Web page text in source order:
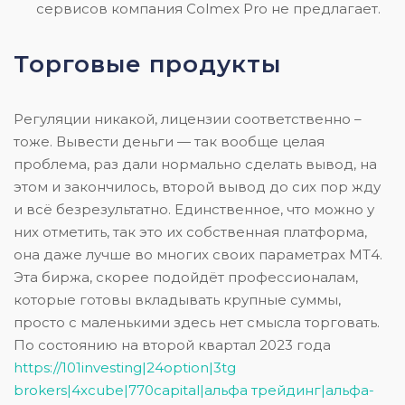
сервисов компания Colmex Pro не предлагает.
Торговые продукты
Регуляции никакой, лицензии соответственно –
тоже. Вывести деньги — так вообще целая
проблема, раз дали нормально сделать вывод, на
этом и закончилось, второй вывод до сих пор жду
и всё безрезультатно. Единственное, что можно у
них отметить, так это их собственная платформа,
она даже лучше во многих своих параметрах МТ4.
Эта биржа, скорее подойдёт профессионалам,
которые готовы вкладывать крупные суммы,
просто с маленькими здесь нет смысла торговать.
По состоянию на второй квартал 2023 года
https://101investing|24option|3tg
brokers|4xcube|770capital|альфа трейдинг|альфа-